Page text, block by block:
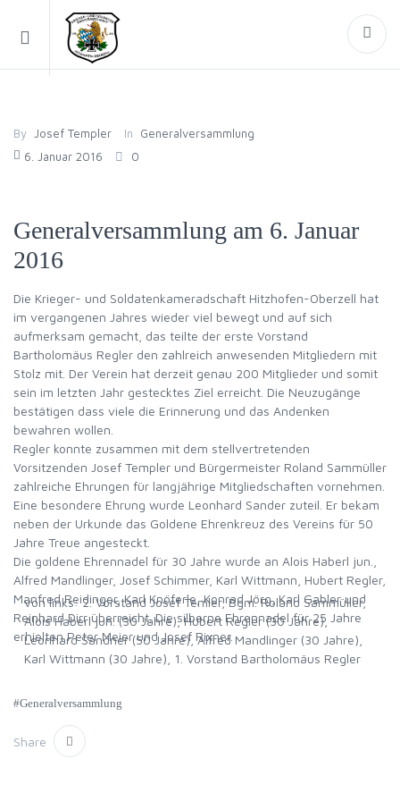
By Josef Templer In
Generalversammlung
6. Januar 2016
0
Generalversammlung am 6. Januar
2016
Die Krieger- und Soldatenkameradschaft Hitzhofen-Oberzell hat
im vergangenen Jahres wieder viel bewegt und auf sich
aufmerksam gemacht, das teilte der erste Vorstand
Bartholomäus Regler den zahlreich anwesenden Mitgliedern mit
Stolz mit. Der Verein hat derzeit genau 200 Mitglieder und somit
sein im letzten Jahr gestecktes Ziel erreicht. Die Neuzugänge
bestätigen dass viele die Erinnerung und das Andenken
bewahren wollen.
Regler konnte zusammen mit dem stellvertretenden
Vorsitzenden Josef Templer und Bürgermeister Roland Sammüller
zahlreiche Ehrungen für langjährige Mitgliedschaften vornehmen.
Eine besondere Ehrung wurde Leonhard Sander zuteil. Er bekam
neben der Urkunde das Goldene Ehrenkreuz des Vereins für 50
Jahre Treue angesteckt.
Die goldene Ehrennadel für 30 Jahre wurde an Alois Haberl jun.,
Alfred Mandlinger, Josef Schimmer, Karl Wittmann, Hubert Regler,
Manfred Reidinger, Karl Knöferle, Konrad Jörg, Karl Gabler und
Reinhard Dirr überreicht. Die silberne Ehrennadel für 25 Jahre
erhielten Peter Meier und Josef Rixner.
von links: 2. Vorstand Josef Temler, Bgm. Roland Sammüller,
Alois Haberl jun. (30 Jahre), Hubert Regler (30 Jahre),
Leonhard Sandner (50 Jahre), Alfred Mandlinger (30 Jahre),
Karl Wittmann (30 Jahre), 1. Vorstand Bartholomäus Regler
#Generalversammlung
Share